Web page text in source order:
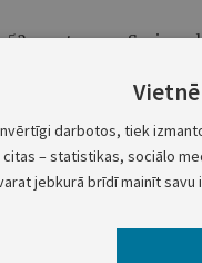
pantam un
22.30 Valsts
darbotos, tiek
– statistikas, sociālo
jebkurā brīdī mainīt